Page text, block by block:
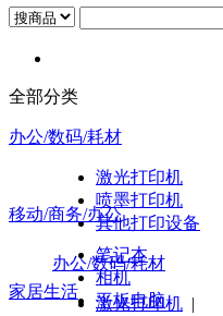
全部分类
办公/数码/耗材
激光打印机
喷墨打印机
其他打印设备
办公/数码/耗材
激光打印机 |
移动/商务/办公
笔记本
相机
平板电脑
家居生活